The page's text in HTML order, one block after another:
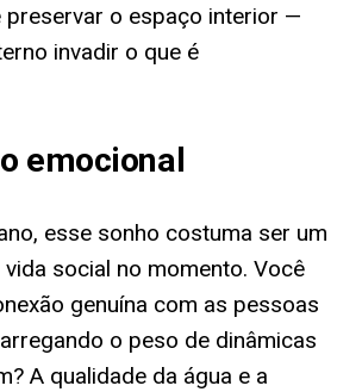
preservar o espaço interior —
invadir o que é
emocional
esse sonho costuma ser um
social no momento. Você
genuína com as pessoas
o peso de dinâmicas
A qualidade da água e a